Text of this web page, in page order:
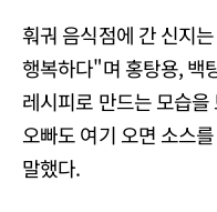
훠궈 음식점에 간 신지
행복하다"며 홍탕용, 백
레시피로 만드는 모습
오빠도 여기 오면 소스
말했다.